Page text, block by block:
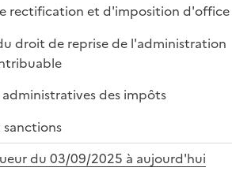
rectification et d'imposition d'office
droit de reprise de l'administration
administratives des impôts
du 03/09/2025 à aujourd'hui